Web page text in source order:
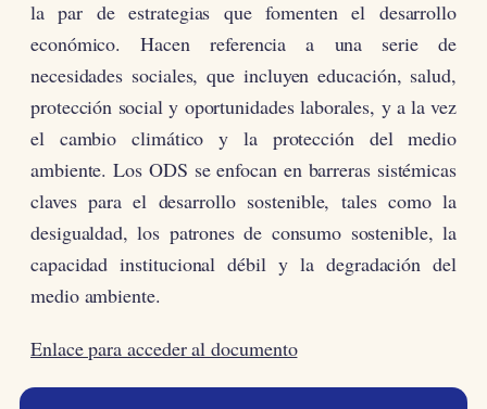
la par de estrategias que fomenten el desarrollo
económico. Hacen referencia a una serie de
necesidades sociales, que incluyen educación, salud,
protección social y oportunidades laborales, y a la vez
el cambio climático y la protección del medio
ambiente. Los ODS se enfocan en barreras sistémicas
claves para el desarrollo sostenible, tales como la
desigualdad, los patrones de consumo sostenible, la
capacidad institucional débil y la degradación del
medio ambiente.
Enlace para acceder al documento